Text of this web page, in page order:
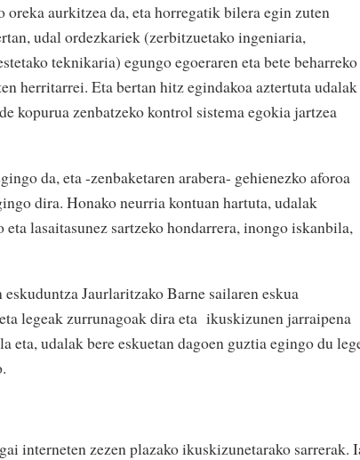
oreka aurkitzea da, eta horregatik bilera egin zuten
udal ordezkariek (zerbitzuetako ingeniaria,
teknikaria) egungo egoeraren eta bete beharreko
herritarrei. Eta bertan hitz egindakoa aztertuta udalak
kopurua zenbatzeko kontrol sistema egokia jartzea
da, eta -zenbaketaren arabera- gehienezko aforoa
dira. Honako neurria kontuan hartuta, udalak
lasaitasunez sartzeko hondarrera, inongo iskanbila,
Jaurlaritzako Barne sailaren eskua
legeak zurrunagoak dira eta ikuskizunen jarraipena
eta, udalak bere eskuetan dagoen guztia egingo du
interneten zezen plazako ikuskizunetarako sarrerak.